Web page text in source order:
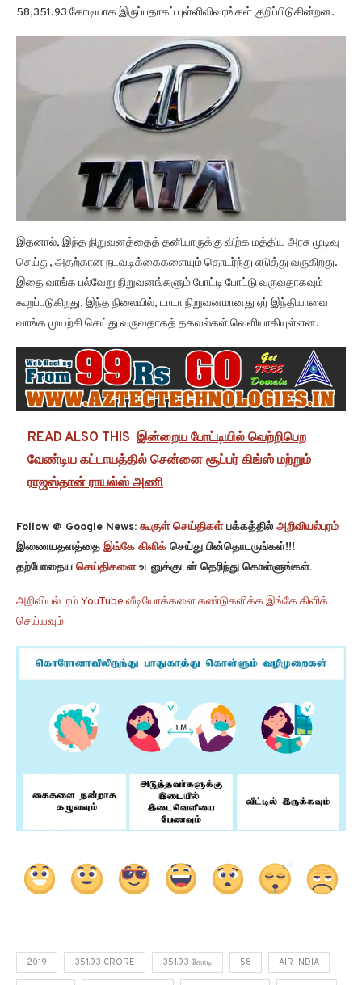
58,351.93 கோடியாக இருப்பதாகப் புள்ளிவிவரங்கள் குறிப்பிடுகின்றன.
இதனால், இந்த நிறுவனத்தைத் தனியாருக்கு விற்க மத்திய அரசு முடிவு
செய்து, அதற்கான நடவடிக்கைகளையும் தொடர்ந்து எடுத்து வருகிறது.
இதை வாங்க பல்வேறு நிறுவனங்களும் போட்டி போட்டு வருவதாகவும்
கூறப்படுகிறது. இந்த நிலையில், டாடா நிறுவனமானது ஏர் இந்தியாவை
வாங்க முயற்சி செய்து வருவதாகத் தகவல்கள் வெளியாகியுள்ளன.
READ ALSO THIS இன்றைய போட்டியில் வெற்றிபெற
வேண்டிய கட்டாயத்தில் சென்னை சூப்பர் கிங்ஸ் மற்றும்
ராஜஸ்தான் ராயல்ஸ் அணி
Follow @ Google News: கூகுள் செய்திகள்பக்கத்தில் அறிவியல்புரம்
இணையதளத்தை இங்கே கிளிக் செய்து பின்தொடருங்கள்!!!
தற்போதைய செய்திகளைஉடனுக்குடன் தெரிந்து கொள்ளுங்கள்.
அறிவியல்புரம் YouTube வீடியோக்களை கண்டுகளிக்க இங்கே கிளிக்
செய்யவும்
2019 351.93 CRORE 351.93 கோடி 58 AIR INDIA